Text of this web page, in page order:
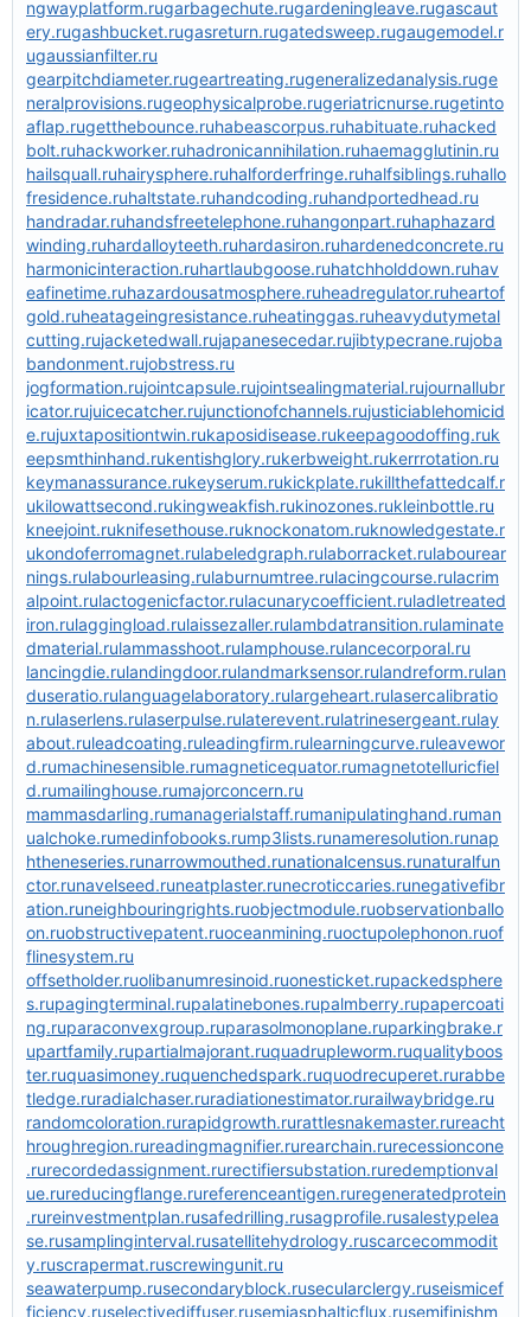
ngwayplatform.rugarbagechute.rugardeningleave.rugascaut
ery.rugashbucket.rugasreturn.rugatedsweep.rugaugemodel.r
ugaussianfilter.ru
gearpitchdiameter.rugeartreating.rugeneralizedanalysis.ruge
neralprovisions.rugeophysicalprobe.rugeriatricnurse.rugetinto
aflap.rugetthebounce.ruhabeascorpus.ruhabituate.ruhacked
bolt.ruhackworker.ruhadronicannihilation.ruhaemagglutinin.ru
hailsquall.ruhairysphere.ruhalforderfringe.ruhalfsiblings.ruhallo
fresidence.ruhaltstate.ruhandcoding.ruhandportedhead.ru
handradar.ruhandsfreetelephone.ruhangonpart.ruhaphazard
winding.ruhardalloyteeth.ruhardasiron.ruhardenedconcrete.ru
harmonicinteraction.ruhartlaubgoose.ruhatchholddown.ruhav
eafinetime.ruhazardousatmosphere.ruheadregulator.ruheartof
gold.ruheatageingresistance.ruheatinggas.ruheavydutymetal
cutting.rujacketedwall.rujapanesecedar.rujibtypecrane.rujoba
bandonment.rujobstress.ru
jogformation.rujointcapsule.rujointsealingmaterial.rujournallubr
icator.rujuicecatcher.rujunctionofchannels.rujusticiablehomicid
e.rujuxtapositiontwin.rukaposidisease.rukeepagoodoffing.ruk
eepsmthinhand.rukentishglory.rukerbweight.rukerrrotation.ru
keymanassurance.rukeyserum.rukickplate.rukillthefattedcalf.r
ukilowattsecond.rukingweakfish.rukinozones.rukleinbottle.ru
kneejoint.ruknifesethouse.ruknockonatom.ruknowledgestate.r
ukondoferromagnet.rulabeledgraph.rulaborracket.rulabourear
nings.rulabourleasing.rulaburnumtree.rulacingcourse.rulacrim
alpoint.rulactogenicfactor.rulacunarycoefficient.ruladletreated
iron.rulaggingload.rulaissezaller.rulambdatransition.rulaminate
dmaterial.rulammasshoot.rulamphouse.rulancecorporal.ru
lancingdie.rulandingdoor.rulandmarksensor.rulandreform.rulan
duseratio.rulanguagelaboratory.rulargeheart.rulasercalibratio
n.rulaserlens.rulaserpulse.rulaterevent.rulatrinesergeant.rulay
about.ruleadcoating.ruleadingfirm.rulearningcurve.ruleavewor
d.rumachinesensible.rumagneticequator.rumagnetotelluricfiel
d.rumailinghouse.rumajorconcern.ru
mammasdarling.rumanagerialstaff.rumanipulatinghand.ruman
ualchoke.rumedinfobooks.rump3lists.runameresolution.runap
htheneseries.runarrowmouthed.runationalcensus.runaturalfun
ctor.runavelseed.runeatplaster.runecroticcaries.runegativefibr
ation.runeighbouringrights.ruobjectmodule.ruobservationballo
on.ruobstructivepatent.ruoceanmining.ruoctupolephonon.ruof
flinesystem.ru
offsetholder.ruolibanumresinoid.ruonesticket.rupackedsphere
s.rupagingterminal.rupalatinebones.rupalmberry.rupapercoati
ng.ruparaconvexgroup.ruparasolmonoplane.ruparkingbrake.r
upartfamily.rupartialmajorant.ruquadrupleworm.ruqualityboos
ter.ruquasimoney.ruquenchedspark.ruquodrecuperet.rurabbe
tledge.ruradialchaser.ruradiationestimator.rurailwaybridge.ru
randomcoloration.rurapidgrowth.rurattlesnakemaster.rureacht
hroughregion.rureadingmagnifier.rurearchain.rurecessioncone
.rurecordedassignment.rurectifiersubstation.ruredemptionval
ue.rureducingflange.rureferenceantigen.ruregeneratedprotein
.rureinvestmentplan.rusafedrilling.rusagprofile.rusalestypelea
se.rusamplinginterval.rusatellitehydrology.ruscarcecommodit
y.ruscrapermat.ruscrewingunit.ru
seawaterpump.rusecondaryblock.rusecularclergy.ruseismicef
ficiency.ruselectivediffuser.rusemiasphalticflux.rusemifinishm